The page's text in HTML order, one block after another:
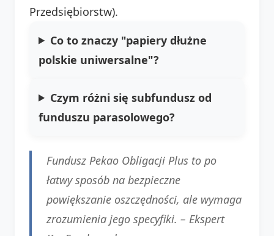
Przedsiębiorstw).
Co to znaczy "papiery dłużne
polskie uniwersalne"?
Czym różni się subfundusz od
funduszu parasolowego?
Fundusz Pekao Obligacji Plus to po
łatwy sposób na bezpieczne
powiększanie oszczędności, ale wymaga
zrozumienia jego specyfiki. – Ekspert